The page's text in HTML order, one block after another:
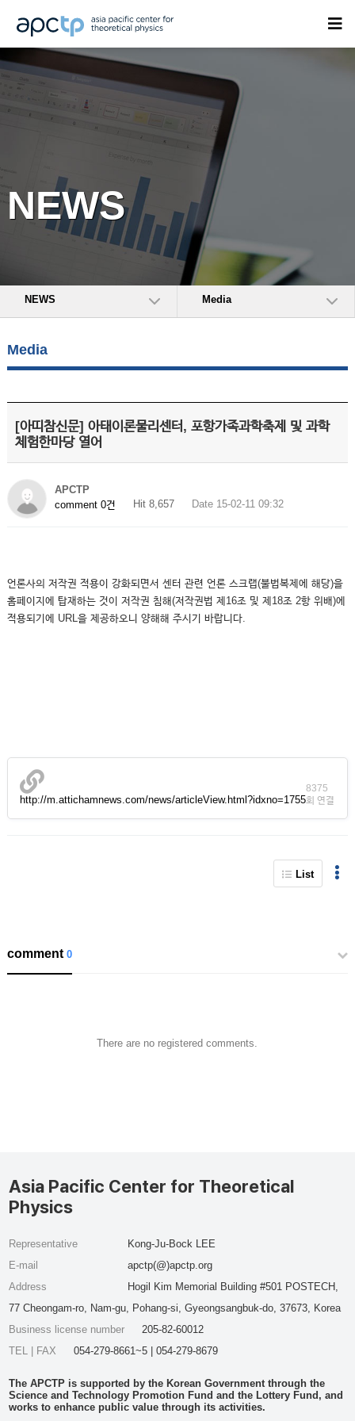
NEWS
NEWS Media
Media
[아띠참신문] 아태이론물리센터, 포항가족과학축제 및 과학
체험한마당 열어
APCTP
comment 0건
Hit 8,657 Date 15-02-11 09:32
언론사의 저작권 적용이 강화되면서 센터 관련 언론 스크랩(불법복제에 해당)을
홈페이지에 탑재하는 것이 저작권 침해(저작권법 제16조 및 제18조 2항 위배)에
적용되기에 URL을 제공하오니 양해해 주시기 바랍니다.
http://m.attichamnews.com/news/articleView.html?idxno=1755
8375
회 연결
List
comment0
There are no registered comments.
Asia Pacific Center for Theoretical
Physics
Representative
Kong-Ju-Bock LEE
E-mail
apctp(@)apctp.org
Address
Hogil Kim Memorial Building #501 POSTECH,
77 Cheongam-ro, Nam-gu, Pohang-si, Gyeongsangbuk-do, 37673, Korea
Business license number
205-82-60012
TEL | FAX
054-279-8661~5 | 054-279-8679
The APCTP is supported by the Korean Government through the
Science and Technology Promotion Fund and the Lottery Fund, and
works to enhance public value through its activities.